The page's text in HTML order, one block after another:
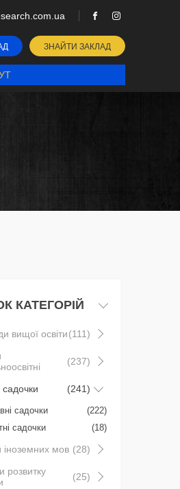
ЗНАЙТИ ЗАКЛАД
КАТЕГОРІЙ
вищої освіти(111)
(237)
садочки (241)
садочки
(222)
садочки
(18)
мов (28)
розвитку
(25)